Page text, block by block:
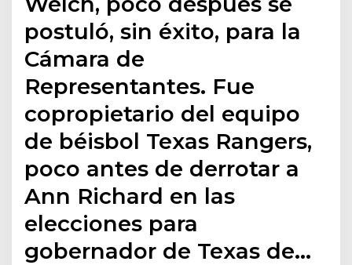
postuló, sin éxito, para la
Cámara de
Representantes. Fue
copropietario del equipo
de béisbol Texas Rangers,
poco antes de derrotar a
Ann Richard en las
elecciones para
gobernador de Texas de…